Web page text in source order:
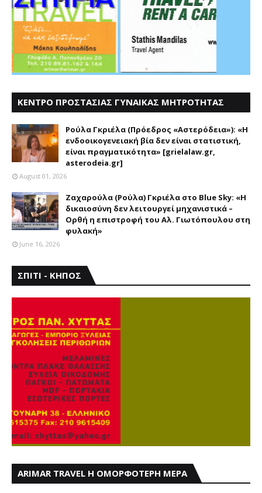
ΚΕΝΤΡΟ ΠΡΟΣΤΑΣΙΑΣ ΓΥΝΑΙΚΑΣ ΜΗΤΡΟΤΗΤΑΣ
Ρούλα Γκριέλα (Πρόεδρος «Αστερόδεια»): «Η
ενδοοικογενειακή βία δεν είναι στατιστική,
είναι πραγματικότητα» [grielalaw.gr,
asterodeia.gr]
August 01, 2026
Ζαχαρούλα (Ρούλα) Γκριέλα στο Blue Sky: «Η
δικαιοσύνη δεν λειτουργεί μηχανιστικά –
Ορθή η επιστροφή του Αλ. Γιωτόπουλου στη
φυλακή»
June 16, 2026
ΣΠΙΤΙ - ΚΗΠΟΣ
ARIMAR TRAVEL Η ΟΜΟΡΦΟΤΕΡΗ ΜΕΡΑ